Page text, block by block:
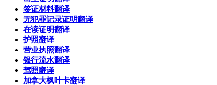
签证材料翻译
无犯罪记录证明翻译
在读证明翻译
护照翻译
营业执照翻译
银行流水翻译
驾照翻译
加拿大枫叶卡翻译